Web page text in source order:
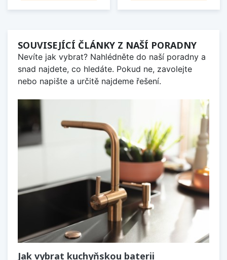
SOUVISEJÍCÍ ČLÁNKY Z NAŠÍ PORADNY
Nevíte jak vybrat? Nahlédněte do naší poradny a
snad najdete, co hledáte. Pokud ne, zavolejte
nebo napište a určitě najdeme řešení.
Jak vybrat kuchyňskou baterii